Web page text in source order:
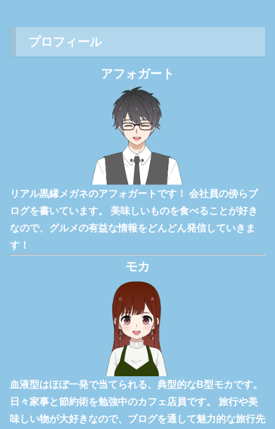
プロフィール
アフォガート
リアル黒縁メガネのアフォガートです！ 会社員の傍らブ
ログを書いています。 美味しいものを食べることが好き
なので、グルメの有益な情報をどんどん発信していきま
す！
モカ
血液型はほぼ一発で当てられる、典型的なB型モカです。
日々家事と節約術を勉強中のカフェ店員です。 旅行や美
味しい物が大好きなので、ブログを通して魅力的な旅行先